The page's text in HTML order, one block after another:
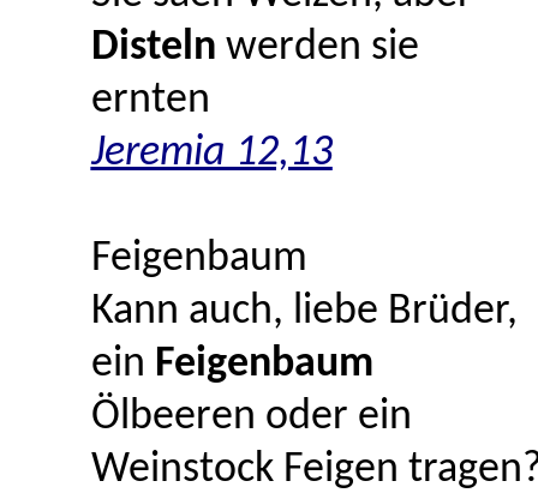
Disteln werden sie
ernten
Jeremia 12,13
Feigenbaum
Kann auch, liebe Brüder,
ein Feigenbaum
Ölbeeren oder ein
Weinstock Feigen